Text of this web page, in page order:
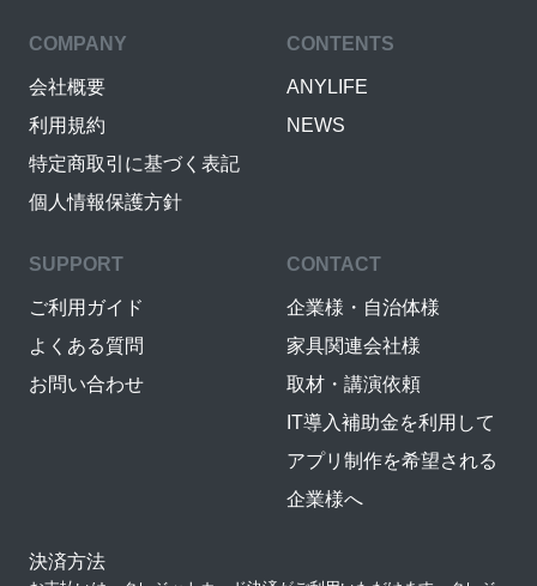
COMPANY
会社概要
利用規約
特定商取引に基づく表記
個人情報保護方針
CONTENTS
ANYLIFE
NEWS
SUPPORT
ご利用ガイド
よくある質問
お問い合わせ
CONTACT
企業様・自治体様
家具関連会社様
取材・講演依頼
IT導入補助金を利用して
アプリ制作を希望される
企業様へ
決済方法